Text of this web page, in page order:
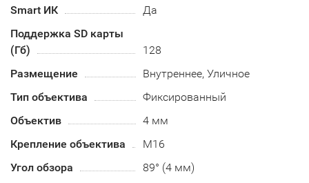
Smart ИК
Да
Поддержка SD карты
(Гб)
128
Размещение
Внутреннее, Уличное
Тип объектива
Фиксированный
Объектив
4 мм
Крепление объектива
M16
Угол обзора
89° (4 мм)